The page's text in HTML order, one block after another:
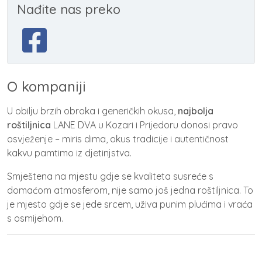
Nađite nas preko
O kompaniji
U obilju brzih obroka i generičkih okusa, najbolja
roštiljnica LANE DVA u Kozari i Prijedoru donosi pravo
osvježenje – miris dima, okus tradicije i autentičnost
kakvu pamtimo iz djetinjstva.
Smještena na mjestu gdje se kvaliteta susreće s
domaćom atmosferom, nije samo još jedna roštiljnica. To
je mjesto gdje se jede srcem, uživa punim plućima i vraća
s osmijehom.